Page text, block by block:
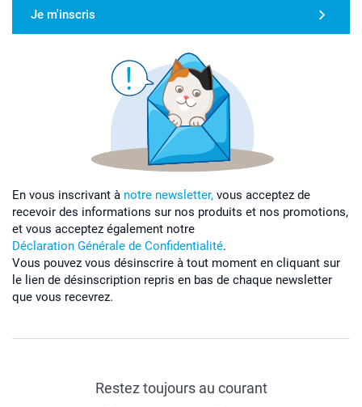
Je m'inscris
En vous inscrivant à notre newsletter, vous acceptez de
recevoir des informations sur nos produits et nos promotions,
et vous acceptez également notre
Déclaration Générale de Confidentialité.
Vous pouvez vous désinscrire à tout moment en cliquant sur
le lien de désinscription repris en bas de chaque newsletter
que vous recevrez.
Restez toujours au courant